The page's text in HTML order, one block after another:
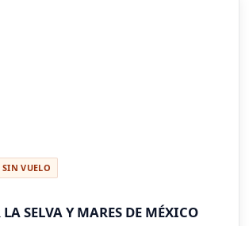
SIN VUELO
SELVA Y MARES DE MÉXICO